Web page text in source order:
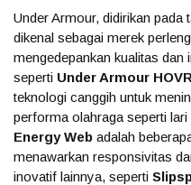
Under Armour, didirikan pada
dikenal sebagai merek
mengedepankan kualitas
seperti Under Armour HOVR
teknologi canggih untuk
performa olahraga seperti lari
Energy Web adalah
menawarkan responsivitas
inovatif lainnya, seperti